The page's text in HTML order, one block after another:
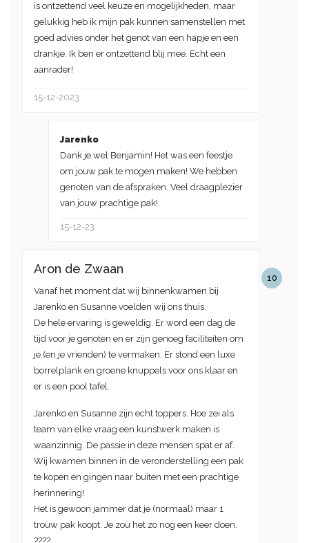
is ontzettend veel keuze en mogelijkheden, maar
gelukkig heb ik mijn pak kunnen samenstellen met
goed advies onder het genot van een hapje en een
drankje. Ik ben er ontzettend blij mee. Echt een
aanrader!
15-12-2023
Jarenko
Dank je wel Benjamin! Het was een feestje
om jouw pak te mogen maken! We hebben
genoten van de afspraken. Veel draagplezier
van jouw prachtige pak!
15-12-23
10
Aron de Zwaan
Vanaf het moment dat wij binnenkwamen bij
Jarenko en Susanne voelden wij ons thuis.
De hele ervaring is geweldig. Er word een dag de
tijd voor je genoten en er zijn genoeg faciliteiten om
je (en je vrienden) te vermaken. Er stond een luxe
borrelplank en groene knuppels voor ons klaar en
er is een pool tafel.
Jarenko en Susanne zijn echt toppers. Hoe zei als
team van elke vraag een kunstwerk maken is
waanzinnig. De passie in deze mensen spat er af.
Wij kwamen binnen in de veronderstelling een pak
te kopen en gingen naar buiten met een prachtige
herinnering!
Het is gewoon jammer dat je (normaal) maar 1
trouw pak koopt. Je zou het zo nog een keer doen.
????